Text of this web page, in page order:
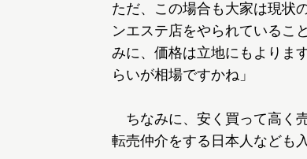
ただ、この場合も大家は現状
ンエステ店をやられているこ
みに、価格は立地にもよりま
らいが相場ですかね」
ちなみに、安く買って高く
転売仲介をする日本人なども